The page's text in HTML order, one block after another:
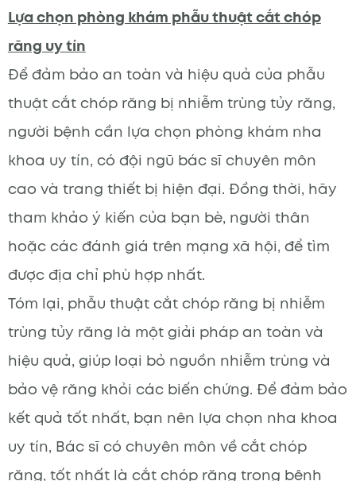
Lựa chọn phòng khám phẫu thuật cắt chóp
răng uy tín
Để đảm bảo an toàn và hiệu quả của phẫu
thuật cắt chóp răng bị nhiễm trùng tủy răng,
người bệnh cần lựa chọn phòng khám nha
khoa uy tín, có đội ngũ bác sĩ chuyên môn
cao và trang thiết bị hiện đại. Đồng thời, hãy
tham khảo ý kiến của bạn bè, người thân
hoặc các đánh giá trên mạng xã hội, để tìm
được địa chỉ phù hợp nhất.
Tóm lại, phẫu thuật cắt chóp răng bị nhiễm
trùng tủy răng là một giải pháp an toàn và
hiệu quả, giúp loại bỏ nguồn nhiễm trùng và
bảo vệ răng khỏi các biến chứng. Để đảm bảo
kết quả tốt nhất, bạn nên lựa chọn nha khoa
uy tín, Bác sĩ có chuyên môn về cắt chóp
răng, tốt nhất là cắt chóp răng trong bệnh